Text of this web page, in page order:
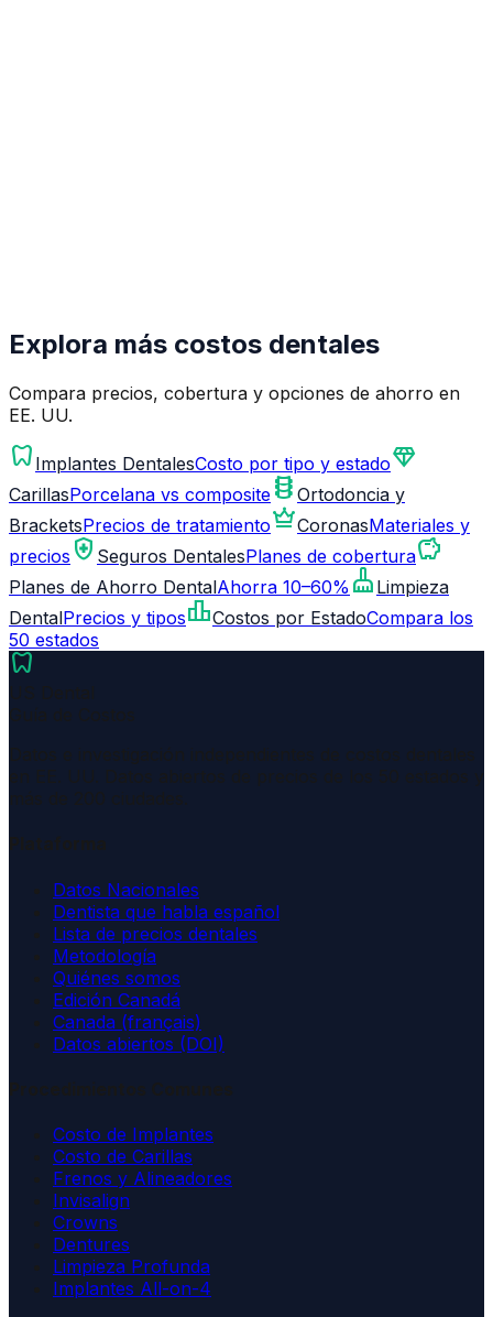
Explora más costos dentales
Compara precios, cobertura y opciones de ahorro en
EE. UU.
dentistry Implantes DentalesCosto por tipo y estadodiamond
CarillasPorcelana vs composite orthopedics Ortodoncia y
BracketsPrecios de tratamientocrownCoronasMateriales y
precios health_and_safety Seguros DentalesPlanes de coberturasavings
Planes de Ahorro DentalAhorra 10–60% cleaning_services Limpieza
DentalPrecios y tiposleaderboardCostos por EstadoCompara los
50 estados
dentistry
Datos Nacionales
Dentista que habla español
Lista de precios dentales
Metodología
Quiénes somos
Edición Canadá
Canada (français)
Datos abiertos (DOI)
Costo de Implantes
Costo de Carillas
Frenos y Alineadores
Invisalign
Crowns
Dentures
Limpieza Profunda
Implantes All-on-4